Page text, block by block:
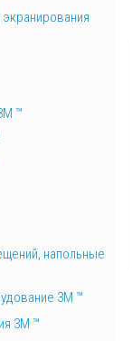
™
напольные
3М ™
3М ™